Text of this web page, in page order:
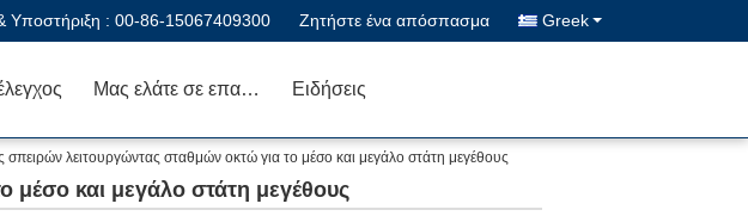
Υποστήριξη : 00-86-15067409300 Ζητήστε ένα απόσπασμα Greek
Μας ελάτε σε επαφή με Ειδήσεις
σπειρών λειτουργώντας σταθμών οκτώ για το μέσο και μεγάλο στάτη μεγέθους
μέσο και μεγάλο στάτη μεγέθους